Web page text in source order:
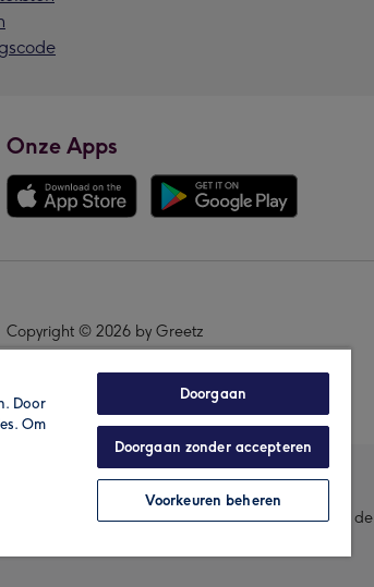
Onze Apps
Copyright © 2026 by Greetz
prijzen zijn inclusief btw en andere heffingen. Lees de
Door
Om
Doorgaan
Doorgaan zonder accepteren
Voorkeuren beheren